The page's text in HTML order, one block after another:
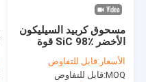
مسحوق كربيد السيليكون
الأخضر SiC 98٪ قوة
عالية 10 مم
الأسعار:قابل للتفاوض
MOQ: قابل للتفاوض